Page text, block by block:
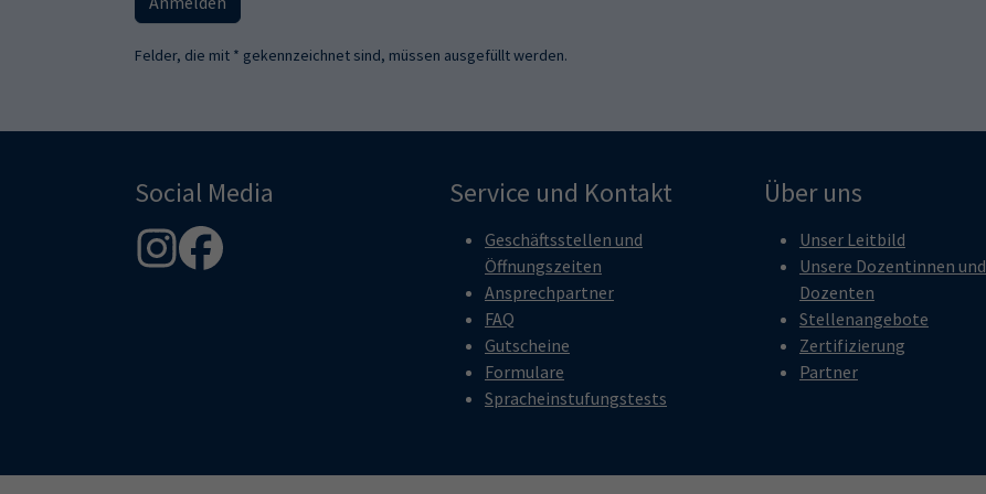
Felder, die mit * gekennzeichnet sind, müssen ausgefüllt werden.
Social Media Service und Kontakt
Geschäftsstellen und
Öffnungszeiten
Ansprechpartner
FAQ
Gutscheine
Formulare
Spracheinstufungstests
Über uns
Unser Leitbild
Unsere Dozentinnen und
Dozenten
Stellenangebote
Zertifizierung
Partner